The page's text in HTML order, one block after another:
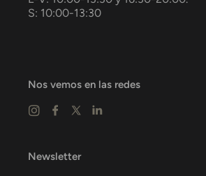
S: 10:00-13:30
Nos vemos en las redes
Newsletter